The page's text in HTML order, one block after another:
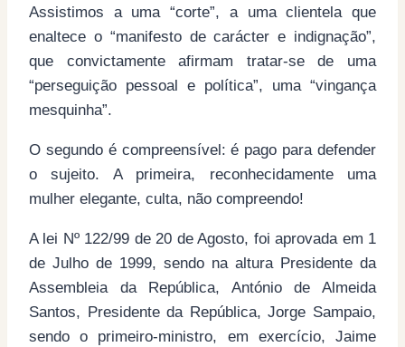
Assistimos a uma “corte”, a uma clientela que
enaltece o “manifesto de carácter e indignação”,
que convictamente afirmam tratar-se de uma
“perseguição pessoal e política”, uma “vingança
mesquinha”.
O segundo é compreensível: é pago para defender
o sujeito. A primeira, reconhecidamente uma
mulher elegante, culta, não compreendo!
A lei Nº 122/99 de 20 de Agosto, foi aprovada em 1
de Julho de 1999, sendo na altura Presidente da
Assembleia da República, António de Almeida
Santos, Presidente da República, Jorge Sampaio,
sendo o primeiro-ministro, em exercício, Jaime